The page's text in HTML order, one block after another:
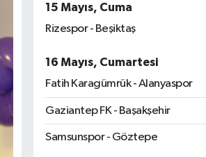
15 Mayıs, Cuma
Rizespor - Beşiktaş
16 Mayıs, Cumartesi
Fatih Karagümrük - Alanyaspor
Gaziantep FK - Başakşehir
Samsunspor - Göztepe